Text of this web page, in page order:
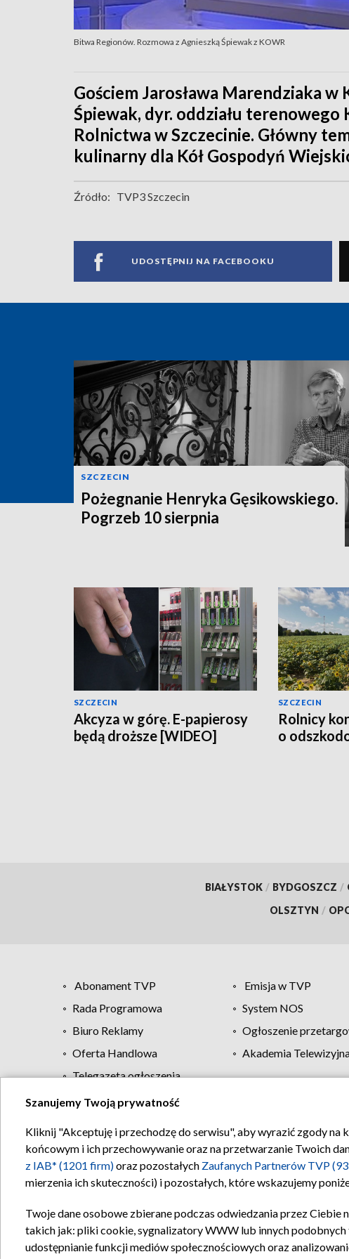
Bitwa Regionów. Rozmowa z Agnieszką Śpiewak z KOWR
Gościem Jarosława Marendziaka w
Śpiewak, dyr. oddziału
Rolnictwa w Szczecinie. Główny
kulinarny dla Kół Gospodyń
Źródło: TVP3 Szczecin
UDOSTĘPNIJ NA FACEBOOKU
SZCZECIN
Pożegnanie Henryka Gęsikowskiego.
Pogrzeb 10 sierpnia
SZCZECIN
Akcyza w górę. E-papierosy
będą droższe [WIDEO]
SZCZECIN
Rolnicy
o
BIAŁYSTOK / BYDGOSZCZ /
OLSZTYN /
Abonament TVP Emisja w TVP
Rada Programowa
System NOS
Biuro Reklamy
Ogłoszenie
Oferta Handlowa
Akademia
Telegazeta ogłoszenia
Regulamin TVP
Szanujemy Twoją prywatność
Kliknij "Akceptuję i przechodzę do serwisu", aby wyrazić zgody
końcowym i ich przechowywanie oraz na przetwarzanie Twoich
z IAB* (1201 firm)oraz pozostałych Zaufanych Partnerów TVP
mierzenia ich skuteczności) i pozostałych, które wskazujemy
Twoje dane osobowe zbierane podczas odwiedzania przez Ciebie
takich jak: pliki cookie, sygnalizatory WWW lub innych
udostępnianie funkcji mediów społecznościowych oraz